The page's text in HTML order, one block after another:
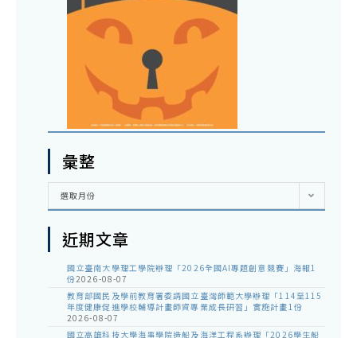
彙整
彙
選取月份
近期文章
國立臺南大學理工學院辦理「2026全國AI專題創意競賽」海報1
份2026-08-07
教育部國民及學前教育署委請國立臺灣師範大學辦理「114至115
年度健康促進學校輔導計畫師資專業成長研習」實施計畫1份
2026-08-07
國立高雄科技大學海事學院造船及海洋工程系辦理「2026學生船